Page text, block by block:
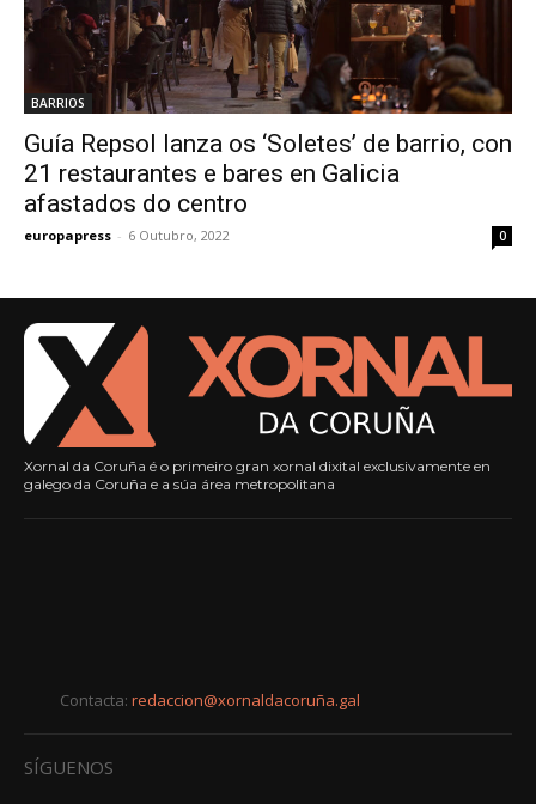
BARRIOS
Guía Repsol lanza os ‘Soletes’ de barrio, con
21 restaurantes e bares en Galicia
afastados do centro
europapress - 6 Outubro, 2022 0
Xornal da Coruña é o primeiro gran xornal dixital exclusivamente en
galego da Coruña e a súa área metropolitana
Contacta: redaccion@xornaldacoruña.gal
SÍGUENOS